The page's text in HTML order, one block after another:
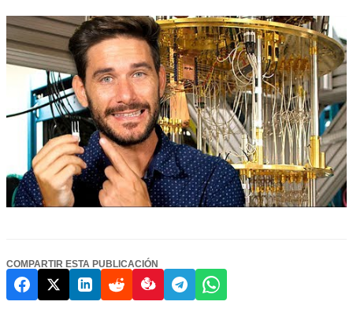
COMPARTIR ESTA PUBLICACIÓN